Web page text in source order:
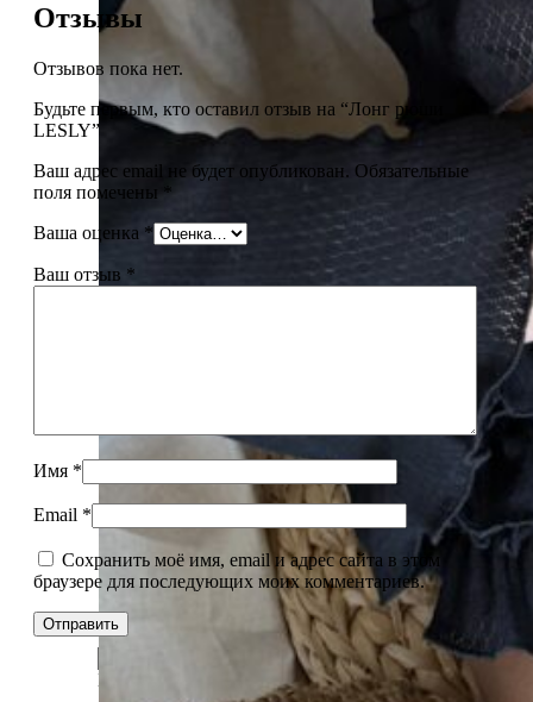
Белый
Отзывы
Отзывов пока нет.
Будьте первым, кто оставил отзыв на “Лонг рюши
LESLY”
Ваш адрес email не будет опубликован. Обязательные
поля помечены *
Ваша оценка *
Ваш отзыв *
Имя *
Email *
Сохранить моё имя, email и адрес сайта в этом
браузере для последующих моих комментариев.